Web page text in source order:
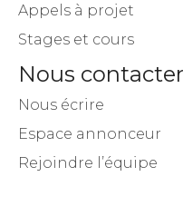
Appels à projet
Stages et cours
Nous contacter
Nous écrire
Espace annonceur
Rejoindre l’équipe